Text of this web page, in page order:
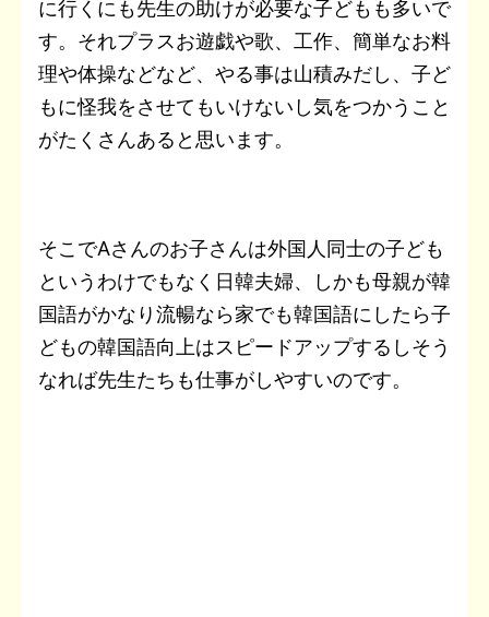
に行くにも先生の助けが必要な子どもも多いで
す。それプラスお遊戯や歌、工作、簡単なお料
理や体操などなど、やる事は山積みだし、子ど
もに怪我をさせてもいけないし気をつかうこと
がたくさんあると思います。
そこでAさんのお子さんは外国人同士の子ども
というわけでもなく日韓夫婦、しかも母親が韓
国語がかなり流暢なら家でも韓国語にしたら子
どもの韓国語向上はスピードアップするしそう
なれば先生たちも仕事がしやすいのです。